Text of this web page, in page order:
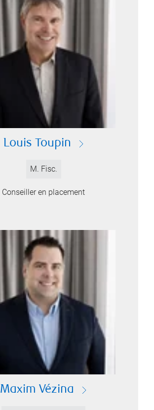
Louis Toupin
M. Fisc.
Conseiller en placement
Maxim Vézina